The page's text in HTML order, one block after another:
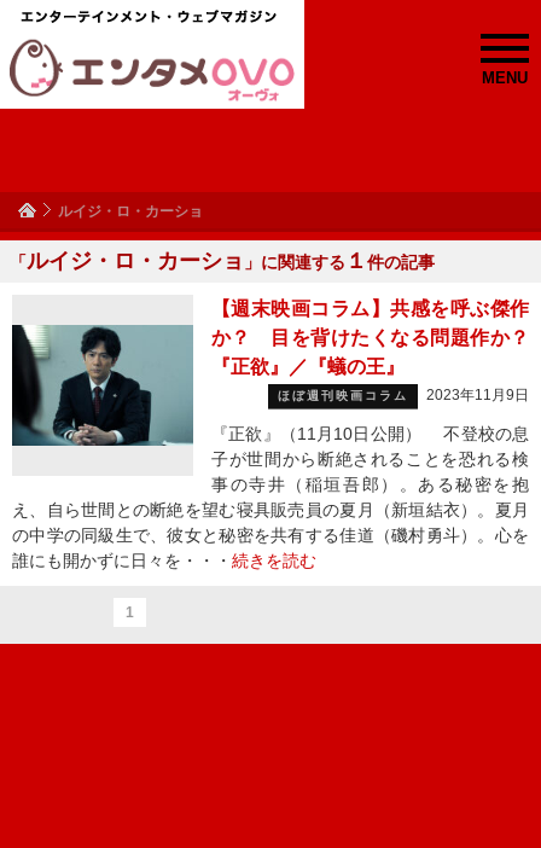
MENU
ルイジ・ロ・カーショ
「ルイジ・ロ・カーショ 」に関連する １ 件の記事
【週末映画コラム】共感を呼ぶ傑作
か？ 目を背けたくなる問題作か？
『正欲』／『蟻の王』
ほぼ週刊映画コラム 2023年11月9日
『正欲』（11月10日公開） 不登校の息
子が世間から断絶されることを恐れる検
事の寺井（稲垣吾郎）。ある秘密を抱
え、自ら世間との断絶を望む寝具販売員の夏月（新垣結衣）。夏月
の中学の同級生で、彼女と秘密を共有する佳道（磯村勇斗）。心を
誰にも開かずに日々を・・・ 続きを読む
1